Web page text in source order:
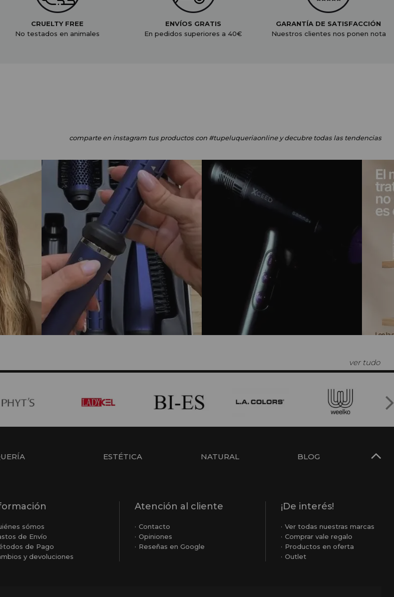
CRUELTY FREE
No testados en animales
ENVÍOS GRATIS
En pedidos superiores a 40€
GARANTÍA DE SATISFACCIÓN
Nuestros clientes nos ponen nota
comparte en instagram tus productoscon #tupeluqueriaonliney decubre todas las tendencias
ver tudo
ESTÉTICA NATURAL BLOG
sómos
de Envío
de Pago
y devoluciones
Atención al cliente
Contacto
Opiniones
Reseñas en Google
¡De interés!
Ver todas nuestras marcas
Comprar vale regalo
Productos en oferta
Outlet